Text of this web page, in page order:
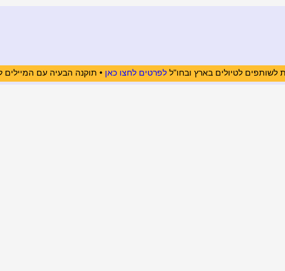
לשותפים לטיולים בארץ ובחו"ללפרטים לחצו כאן • תוקנה הבעיה עם